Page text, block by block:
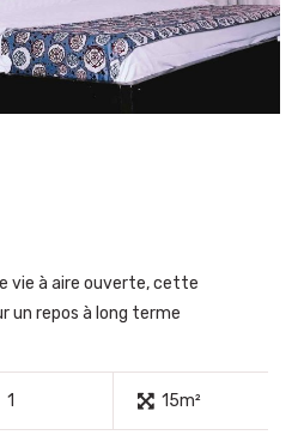
vie à aire ouverte, cette
un repos à long terme
1 15m²